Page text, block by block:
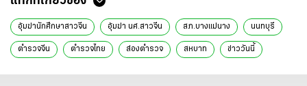
อุ้มฆ่านักศึกษาสาวจีน อุ้มฆ่า นศ.สาวจีน สภ.บางแม่นาง นนทบุรี
ตำรวจจีน ตำรวจไทย ส่องตำรวจ สหบาท ข่าววันนี้